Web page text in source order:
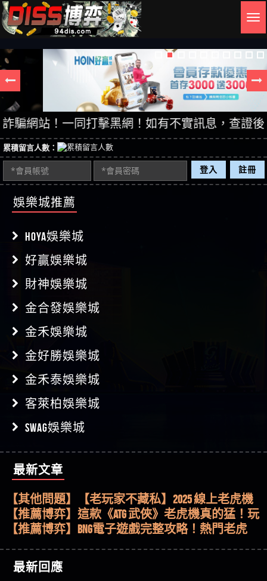
！一同打擊黑網！如有不實訊息，查證後立即刪
累積留言人數：
登入 註冊
娛樂城推薦
HOYA娛樂城
好贏娛樂城
財神娛樂城
金合發娛樂城
金禾娛樂城
金好勝娛樂城
金禾泰娛樂城
客萊柏娛樂城
SWAG娛樂城
最新文章
【其他問題】用理性數據指路，開啟你的高回報
娛樂之旅
【其他問題】【老玩家不藏私】2025 線上老虎機
這樣挑！RTP、波動率和平台安全的全攻略！
【推薦博弈】這款《ATG 武俠》老虎機真的猛！玩
過才知道什麼叫超過3萬種中獎方式！
【推薦博弈】BNG電子遊戲完整攻略！熱門老虎
51,000倍數玩法攻略，輕鬆稱霸老虎機！
【其他問題】「拆解力智投資詐騙套路緊急追討
賴zg369」力智投資是不是詐騙 力智投資是真的嗎
【其他問題】 【遇天盛商行詐騙追回資金賴
最新回應
【傑】推代理真的好相處
【盧鴻傑】請問一下100多萬會出金嗎，有誰可以